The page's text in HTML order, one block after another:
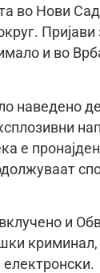
во Нови
и во
наведено
е
и
криминал,